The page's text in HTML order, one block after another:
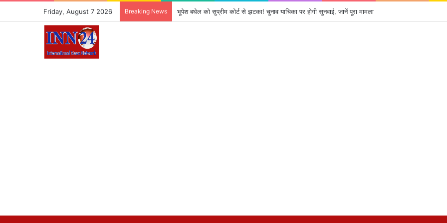
Friday, August 7 2026 Breaking News AI जेनरेटेड डीपफेक पर सरकार का बड़ा एक्शन, कड़े हुए नियम; सोशल मीडिया प्लेटफॉर्म्स की बढ़ी जवाबदेही